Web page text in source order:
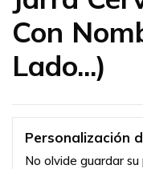
Con
Lado...)
Personalización
No olvide guardar